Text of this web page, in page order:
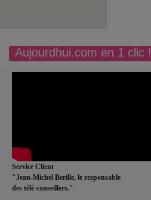
Aujourdhui.com en 1 clic !
Service Client
"Jean-Michel Berille, le responsable
des télé-conseillers."